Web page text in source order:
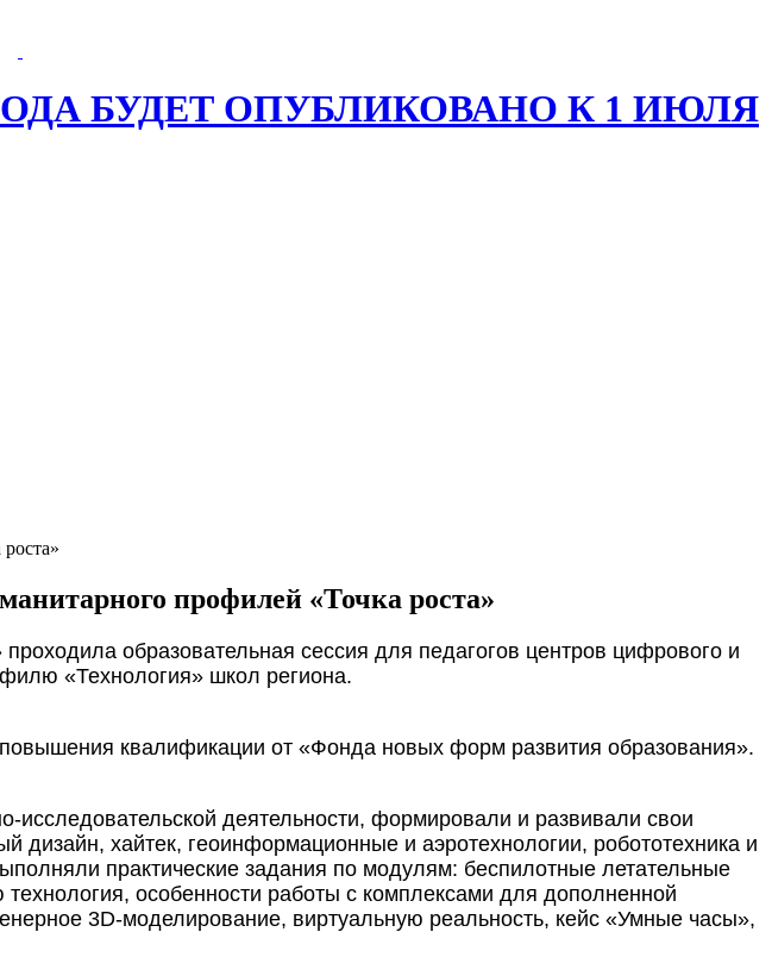
БУДЕТ ОПУБЛИКОВАНО К 1 ИЮЛЯ
профилей «Точка роста»
образовательная сессия для педагогов центров цифрового и
«Технология» школ региона.
квалификации от «Фонда новых форм развития образования».
исследовательской деятельности, формировали и развивали свои
дизайн, хайтек, геоинформационные и аэротехнологии, робототехника и
практические задания по модулям: беспилотные летательные
особенности работы с комплексами для дополненной
3D-моделирование, виртуальную реальность, кейс «Умные часы»,